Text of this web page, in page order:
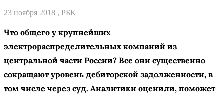
23 ноября 2018 , РБК
Что общего у крупнейших
электрораспределительных компаний из
центральной части России? Все они существенно
сокращают уровень дебиторской задолженности, в
том числе через суд. Аналитики оценили, поможет